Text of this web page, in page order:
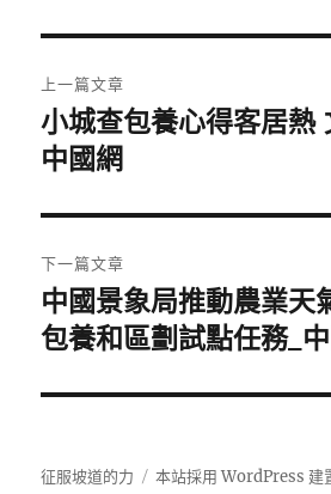
章
導
覽
上一篇文章
上
一
文
章:
小城查包養心得客居熱
中國網
下一篇文章
下
一
文
中國景象局推動農業天
包養和區劃試點任務_
征服坡道的力 本站採用 WordPress 建